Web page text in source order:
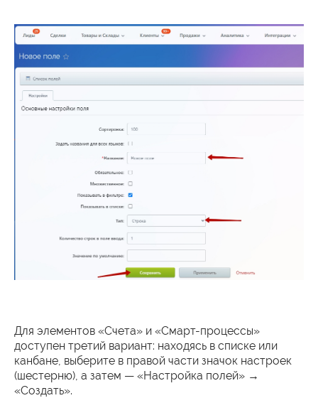
Для элементов «Счета» и «Смарт-процессы»
доступен третий вариант: находясь в списке или
канбане, выберите в правой части значок настроек
(шестерню), а затем — «Настройка полей» →
«Создать».